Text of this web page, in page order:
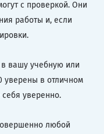
с проверкой. Они
работы и, если
вашу учебную или
уверены в отличном
себя уверенно.
любой